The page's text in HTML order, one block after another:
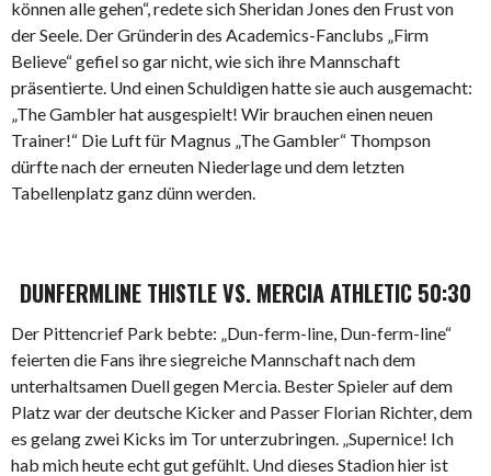
können alle gehen“, redete sich Sheridan Jones den Frust von
der Seele. Der Gründerin des Academics-Fanclubs „Firm
Believe“ gefiel so gar nicht, wie sich ihre Mannschaft
präsentierte. Und einen Schuldigen hatte sie auch ausgemacht:
„The Gambler hat ausgespielt! Wir brauchen einen neuen
Trainer!“ Die Luft für Magnus „The Gambler“ Thompson
dürfte nach der erneuten Niederlage und dem letzten
Tabellenplatz ganz dünn werden.
DUNFERMLINE THISTLE VS. MERCIA ATHLETIC 50:30
Der Pittencrief Park bebte: „Dun-ferm-line, Dun-ferm-line“
feierten die Fans ihre siegreiche Mannschaft nach dem
unterhaltsamen Duell gegen Mercia. Bester Spieler auf dem
Platz war der deutsche Kicker and Passer Florian Richter, dem
es gelang zwei Kicks im Tor unterzubringen. „Supernice! Ich
hab mich heute echt gut gefühlt. Und dieses Stadion hier ist